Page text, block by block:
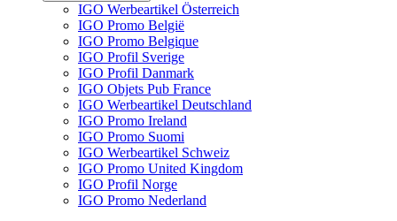
IGO Werbeartikel Österreich
IGO Promo België
IGO Promo Belgique
IGO Profil Sverige
IGO Profil Danmark
IGO Objets Pub France
IGO Werbeartikel Deutschland
IGO Promo Ireland
IGO Promo Suomi
IGO Werbeartikel Schweiz
IGO Promo United Kingdom
IGO Profil Norge
IGO Promo Nederland